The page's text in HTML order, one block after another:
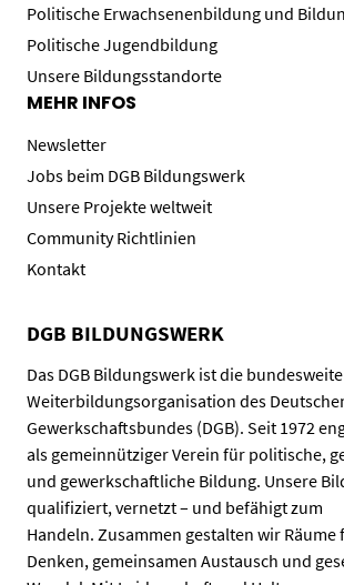
DGB BILDUNGSWERK
Das DGB Bildungswerk ist die bundesweite
Weiterbildungsorganisation des
Gewerkschaftsbundes (DGB). Seit 1972
als gemeinnütziger Verein für politische,
und gewerkschaftliche Bildung. Unsere
qualifiziert, vernetzt – und befähigt zum
Handeln. Zusammen gestalten wir
Denken, gemeinsamen Austausch und
Politische Erwachsenenbildung und
Politische Jugendbildung
Unsere Bildungsstandorte
MEHR INFOS
Newsletter
Jobs beim DGB Bildungswerk
Unsere Projekte weltweit
Community Richtlinien
Kontakt